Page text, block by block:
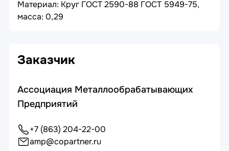
Материал: Круг ГОСТ 2590-88 ГОСТ 5949-75,
масса: 0,29
Заказчик
Ассоциация Металлообрабатывающих
Предприятий
+7 (863) 204-22-00
amp@copartner.ru